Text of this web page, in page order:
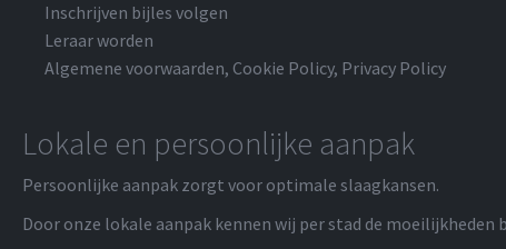
Inschrijven bijles volgen
Leraar worden
Algemene voorwaarden, Cookie Policy, Privacy Policy
Lokale en persoonlijke aanpak
Persoonlijke aanpak zorgt voor optimale slaagkansen.
Door onze lokale aanpak kennen wij per stad de